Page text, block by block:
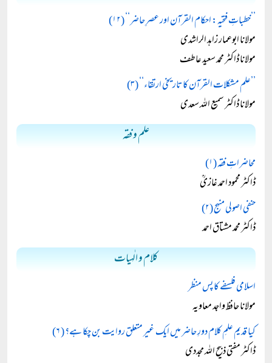
’’خطباتِ فتحیہ: احکام القرآن اور عصرِ حاضر‘‘ (۱۲)
مولانا ابوعمار زاہد الراشدی
مولانا ڈاکٹر محمد سعید عاطف
’’علم مشکلات القرآن کا تاریخی ارتقاء‘‘ (۳)
مولانا ڈاکٹر سمیع اللہ سعدی
علم و فقہ
محاضراتِ فقہ (۱)
ڈاکٹر محمود احمد غازیؒ
حنفی اصولی منہج (۲)
ڈاکٹر محمد مشتاق احمد
کلام و الٰہیات
اسلامی فلسفے کا پس منظر
مولانا حافظ واجد معاویہ
کیا قدیم علمِ کلام دورِ حاضر میں ایک غیر متعلق روایت بن چکا ہے؟ ( ۶)
ڈاکٹر مفتی ذبیح اللہ مجددی